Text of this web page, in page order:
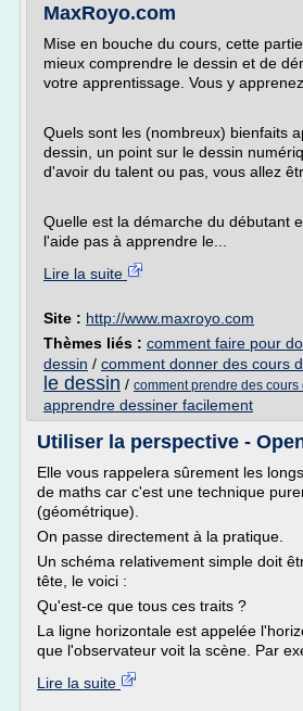
MaxRoyo.com
Mise en bouche du cours, cette
mieux comprendre le dessin et de
votre apprentissage. Vous y
Quels sont les (nombreux) bienfaits
dessin, un point sur le dessin
d'avoir du talent ou pas, vous allez
Quelle est la démarche du débutant
l'aide pas à apprendre le...
Lire la suite
Site : http://www.maxroyo.com
Thèmes liés : comment faire pour
dessin / comment donner des cours
le dessin / comment prendre des cours
apprendre dessiner facilement
Utiliser la perspective -
Elle vous rappelera sûrement les
de maths car c'est une technique
(géométrique).
On passe directement à la pratique.
Un schéma relativement simple doit
tête, le voici :
Qu'est-ce que tous ces traits ?
La ligne horizontale est appelée
que l'observateur voit la scène. Par
Lire la suite